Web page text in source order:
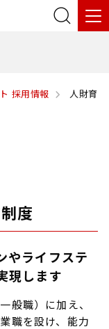
採用情報
人財育
度
やライフステ
現します
般職）に加え、
職を設け、能力